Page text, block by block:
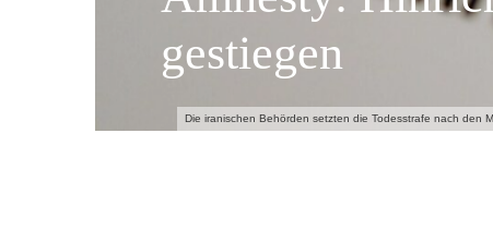
Die iranischen Behörden setzten die Todesstrafe nach den
gestiegen